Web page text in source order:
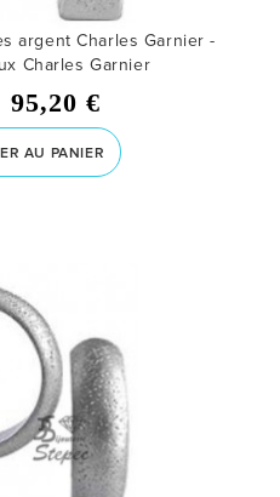
argent Charles Garnier -
Charles Garnier
95,20 €
AU PANIER